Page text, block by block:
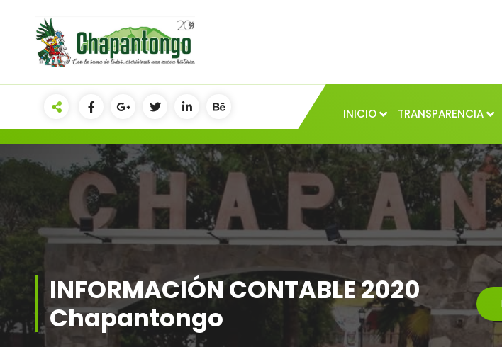
INICIO TRANSPARENCIA
INFORMACIÓN CONTABLE 2020
Chapantongo